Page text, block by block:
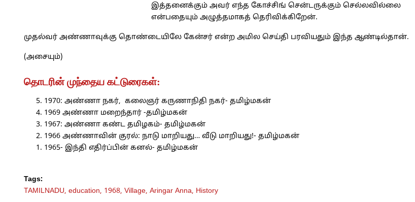
இத்தனைக்கும் அவர் எந்த கோச்சிங் சென்டருக்கும் செல்லவில்லை
என்பதையும் அழுத்தமாகத் தெரிவிக்கிறேன்.
முதல்வர் அண்ணாவுக்கு தொண்டையிலே கேன்சர் என்ற அமில செய்தி பரவியதும் இந்த ஆண்டில்தான்.
(அசையும்)
தொடரின் முந்தைய கட்டுரைகள்:
1970: அண்ணா நகர், கலைஞர் கருணாநிதி நகர்- தமிழ்மகன்
1969 அண்ணா மறைந்தார் -தமிழ்மகன்
1967: அண்ணா கண்ட தமிழகம்- தமிழ்மகன்
1966 அண்ணாவின் குரல்: நாடு மாறியது… வீடு மாறியது!- தமிழ்மகன்
1965- இந்தி எதிர்ப்பின் கனல்- தமிழ்மகன்
Tags:
TAMILNADU, education, 1968, Village, Aringar Anna, History